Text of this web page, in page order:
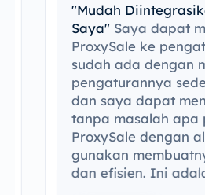
"Mudah Diintegrasikan
Saya"Saya dapat
ProxySale ke
sudah ada dengan
pengaturannya
dan saya dapat
tanpa masalah apa
ProxySale dengan alat
gunakan membuatnya
dan efisien. Ini adalah